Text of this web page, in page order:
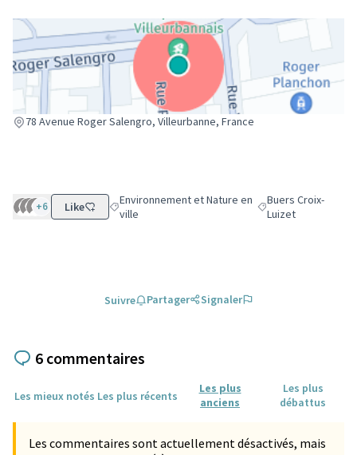
78 Avenue Roger Salengro, Villeurbanne, France
(Lien externe)
+6 Like Filtrer les résultats de la catégorie : Environnement
Environnement et Nature en
ville
Filtrer les résultats
Buers Croix-
Luizet
Suivre Partager Signaler
6 commentaires
Les mieux notés Les plus récents
Les plus
anciens
Les plus
débattus
Les commentaires sont actuellement désactivés, mais